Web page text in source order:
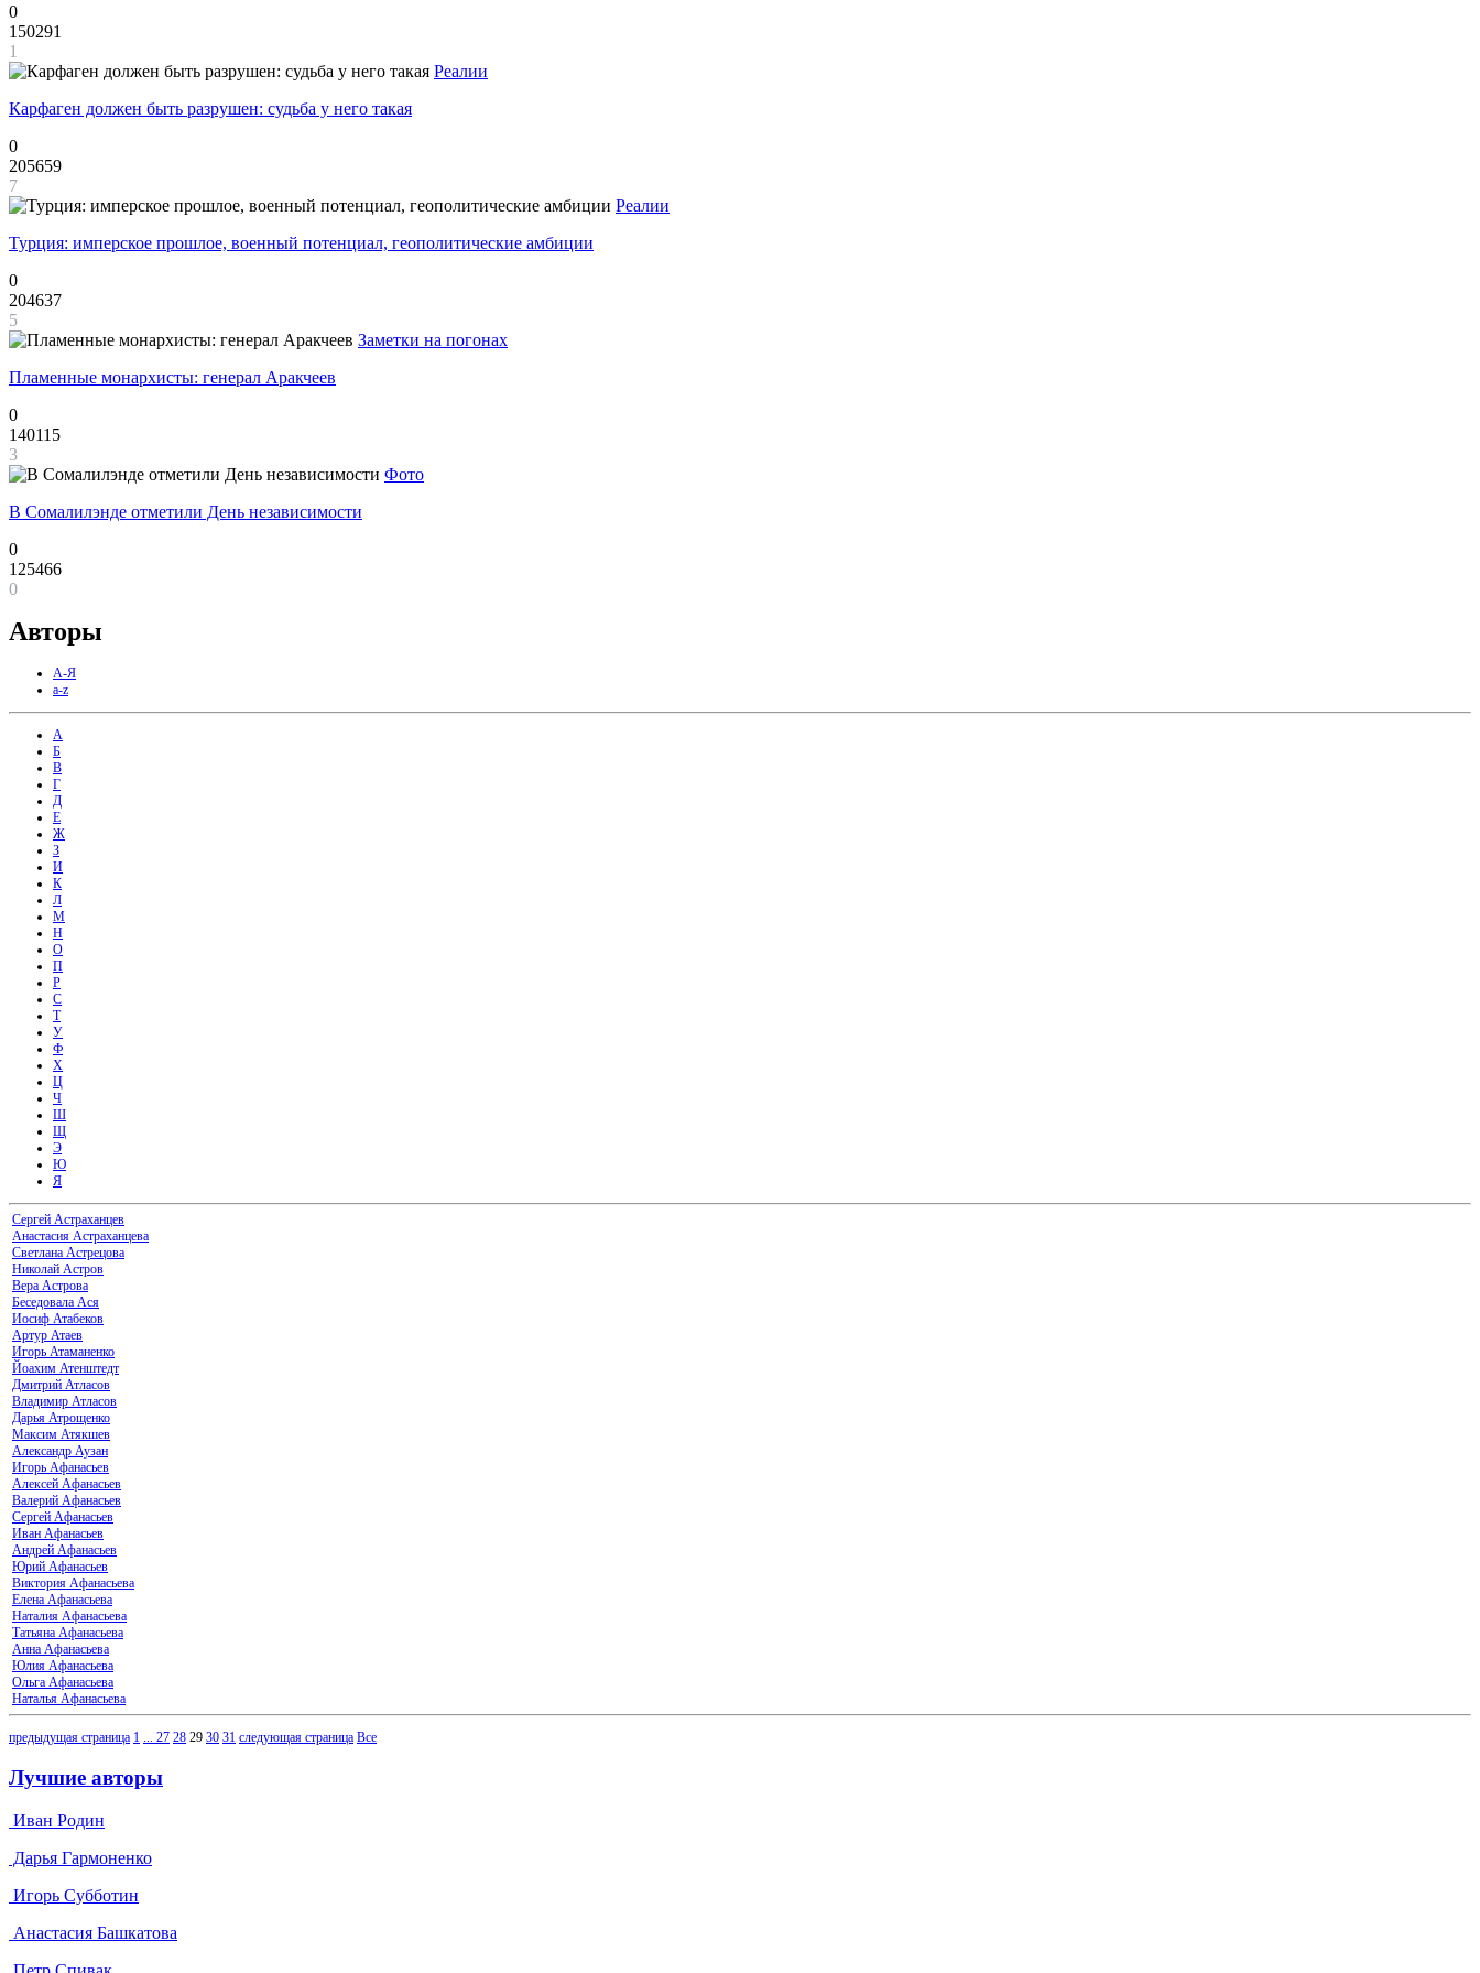
0
150291
1
Реалии
Карфаген должен быть разрушен: судьба у него такая
0
205659
7
Реалии
Турция: имперское прошлое, военный потенциал, геополитические амбиции
0
204637
5
Заметки на погонах
Пламенные монархисты: генерал Аракчеев
0
140115
3
Фото
В Сомалилэнде отметили День независимости
0
125466
0
Авторы
А-Я
a-z
А
Б
В
Г
Д
Е
Ж
З
И
К
Л
М
Н
О
П
Р
С
Т
У
Ф
Х
Ц
Ч
Ш
Щ
Э
Ю
Я
Сергей Астраханцев
Анастасия Астраханцева
Светлана Астрецова
Николай Астров
Вера Астрова
Беседовала Ася
Иосиф Атабеков
Артур Атаев
Игорь Атаманенко
Йоахим Атенштедт
Дмитрий Атласов
Владимир Атласов
Дарья Атрощенко
Максим Атякшев
Александр Аузан
Игорь Афанасьев
Алексей Афанасьев
Валерий Афанасьев
Сергей Афанасьев
Иван Афанасьев
Андрей Афанасьев
Юрий Афанасьев
Виктория Афанасьева
Елена Афанасьева
Наталия Афанасьева
Татьяна Афанасьева
Анна Афанасьева
Юлия Афанасьева
Ольга Афанасьева
Наталья Афанасьева
предыдущая страница 1 27 28 29 30 31 следующая страница Все
Лучшие авторы
Иван Родин
Дарья Гармоненко
Игорь Субботин
Анастасия Башкатова